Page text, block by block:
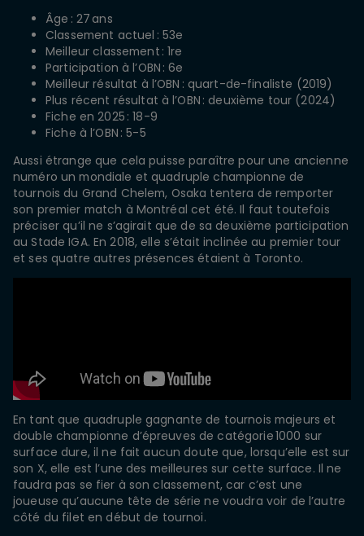
Âge : 27 ans
Classement actuel : 53e
Meilleur classement : 1re
Participation à l’OBN : 6e
Meilleur résultat à l’OBN : quart-de-finaliste (2019)
Plus récent résultat à l’OBN : deuxième tour (2024)
Fiche en 2025 : 18-9
Fiche à l’OBN : 5-5
Aussi étrange que cela puisse paraître pour une ancienne
numéro un mondiale et quadruple championne de
tournois du Grand Chelem, Osaka tentera de remporter
son premier match à Montréal cet été. Il faut toutefois
préciser qu’il ne s’agirait que de sa deuxième participation
au Stade IGA. En 2018, elle s’était inclinée au premier tour
et ses quatre autres présences étaient à Toronto.
En tant que quadruple gagnante de tournois majeurs et
double championne d’épreuves de catégorie 1000 sur
surface dure, il ne fait aucun doute que, lorsqu’elle est sur
son X, elle est l’une des meilleures sur cette surface. Il ne
faudra pas se fier à son classement, car c’est une
joueuse qu’aucune tête de série ne voudra voir de l’autre
côté du filet en début de tournoi.